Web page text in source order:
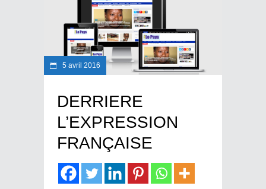
5 avril 2016
DERRIERE
L’EXPRESSION
FRANÇAISE